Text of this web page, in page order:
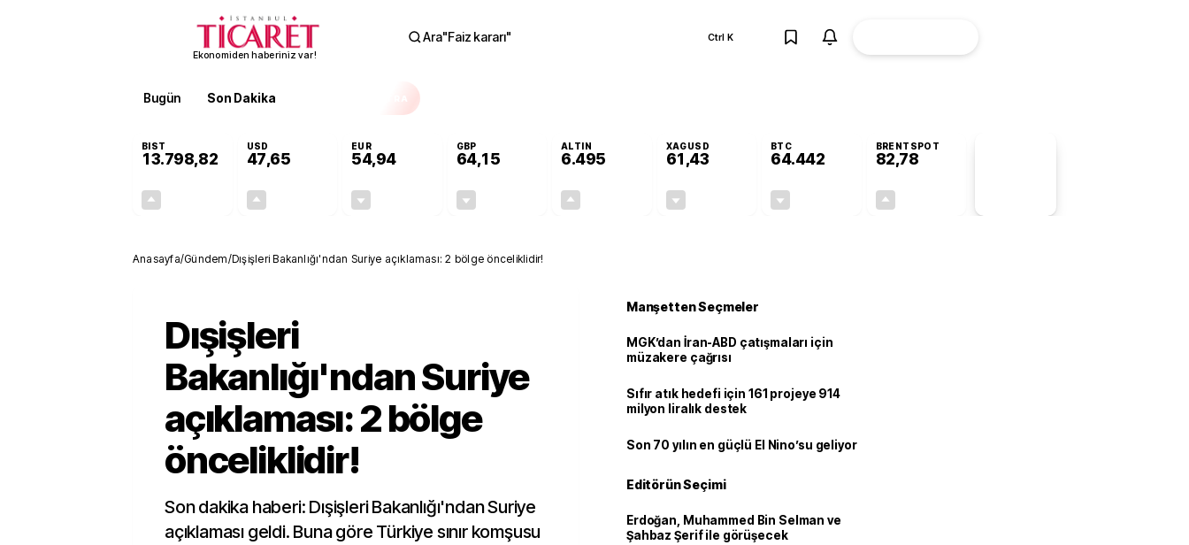
Ekonomiden haberiniz var!
Ara"Faiz kararı" Ctrl K
Bugün Son Dakika
BIST
13.798,82
USD
47,65
EUR
54,94
GBP
64,15
ALTIN
6.495
XAGUSD
61,43
BTC
64.442
BRENTSPOT
82,78
Anasayfa/Gündem/Dışişleri Bakanlığı'ndan Suriye açıklaması: 2 bölge önceliklidir!
Dışişleri
Bakanlığı'ndan Suriye
açıklaması: 2 bölge
önceliklidir!
Son dakika haberi: Dışişleri Bakanlığı'ndan Suriye
açıklaması geldi. Buna göre Türkiye sınır komşusu
Manşetten Seçmeler
MGK’dan İran-ABD çatışmaları için
müzakere çağrısı
Sıfır atık hedefi için 161 projeye 914
milyon liralık destek
Son 70 yılın en güçlü El Nino’su geliyor
Editörün Seçimi
Erdoğan, Muhammed Bin Selman ve
Şahbaz Şerif ile görüşecek